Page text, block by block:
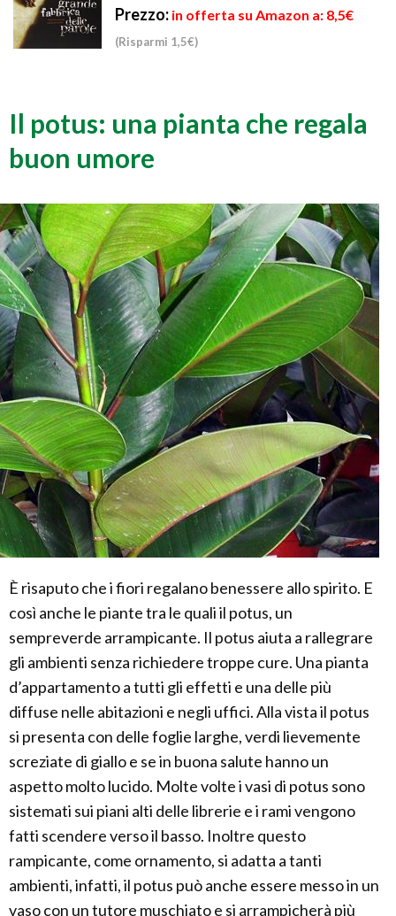
Prezzo: in offerta su Amazon a: 8,5€
(Risparmi 1,5€)
Il potus: una pianta che regala
buon umore
È risaputo che i fiori regalano benessere allo spirito. E
così anche le piante tra le quali il potus, un
sempreverde arrampicante. Il potus aiuta a rallegrare
gli ambienti senza richiedere troppe cure. Una pianta
d’appartamento a tutti gli effetti e una delle più
diffuse nelle abitazioni e negli uffici. Alla vista il potus
si presenta con delle foglie larghe, verdi lievemente
screziate di giallo e se in buona salute hanno un
aspetto molto lucido. Molte volte i vasi di potus sono
sistemati sui piani alti delle librerie e i rami vengono
fatti scendere verso il basso. Inoltre questo
rampicante, come ornamento, si adatta a tanti
ambienti, infatti, il potus può anche essere messo in un
vaso con un tutore muschiato e si arrampicherà più